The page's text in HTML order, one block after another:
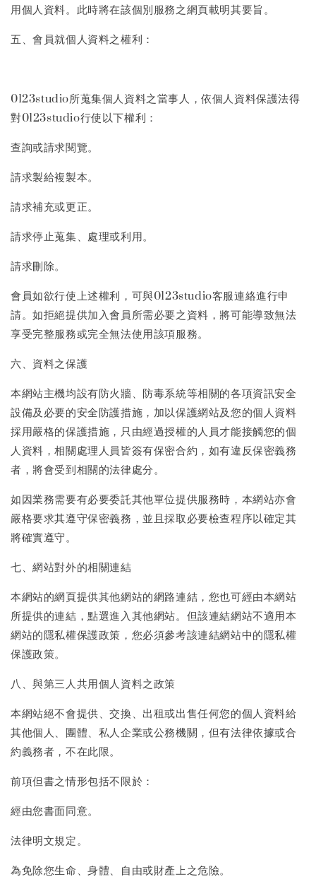
用個人資料。此時將在該個別服務之網頁載明其要旨。
五、會員就個人資料之權利：
0123studio所蒐集個人資料之當事人，依個人資料保護法得
對0123studio行使以下權利：
查詢或請求閱覽。
請求製給複製本。
請求補充或更正。
請求停止蒐集、處理或利用。
請求刪除。
會員如欲行使上述權利，可與0123studio客服連絡進行申
請。如拒絕提供加入會員所需必要之資料，將可能導致無法
享受完整服務或完全無法使用該項服務。
六、資料之保護
本網站主機均設有防火牆、防毒系統等相關的各項資訊安全
設備及必要的安全防護措施，加以保護網站及您的個人資料
採用嚴格的保護措施，只由經過授權的人員才能接觸您的個
人資料，相關處理人員皆簽有保密合約，如有違反保密義務
者，將會受到相關的法律處分。
如因業務需要有必要委託其他單位提供服務時，本網站亦會
嚴格要求其遵守保密義務，並且採取必要檢查程序以確定其
將確實遵守。
七、網站對外的相關連結
本網站的網頁提供其他網站的網路連結，您也可經由本網站
所提供的連結，點選進入其他網站。但該連結網站不適用本
網站的隱私權保護政策，您必須參考該連結網站中的隱私權
保護政策。
八、與第三人共用個人資料之政策
本網站絕不會提供、交換、出租或出售任何您的個人資料給
其他個人、團體、私人企業或公務機關，但有法律依據或合
約義務者，不在此限。
前項但書之情形包括不限於：
經由您書面同意。
法律明文規定。
為免除您生命、身體、自由或財產上之危險。